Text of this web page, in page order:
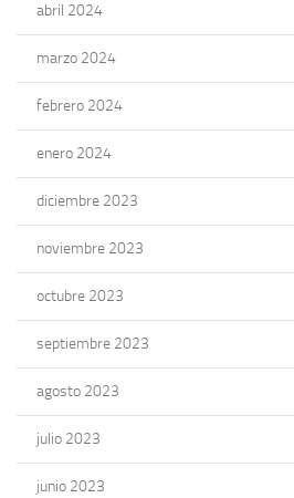
abril 2024
marzo 2024
febrero 2024
enero 2024
diciembre 2023
noviembre 2023
octubre 2023
septiembre 2023
agosto 2023
julio 2023
junio 2023